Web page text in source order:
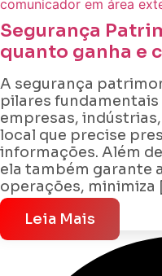
Segurança
quanto ganha e
A segurança
pilares
empresas,
local que precise
informações. Além
ela também garante
operações, minimiza
Leia Mais